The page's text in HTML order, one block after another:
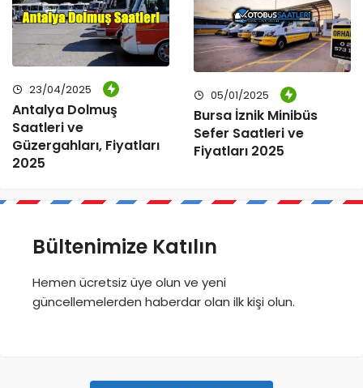
23/04/2025
Antalya Dolmuş
Saatleri ve
Güzergahları, Fiyatları
2025
05/01/2025
Bursa İznik Minibüs
Sefer Saatleri ve
Fiyatları 2025
Bültenimize Katılın
Hemen ücretsiz üye olun ve yeni
güncellemelerden haberdar olan ilk kişi olun.